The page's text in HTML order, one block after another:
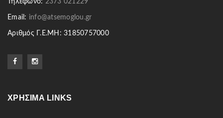
Τηλέφωνο: 2373 021229
Email: info@atsemoglou.gr
Αριθμός Γ.Ε.ΜΗ: 31850757000
ΧΡΉΣΙΜΑ LINKS